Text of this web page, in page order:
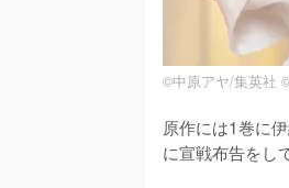
©中原アヤ/集英社
原作には1巻に
に宣戦布告をし